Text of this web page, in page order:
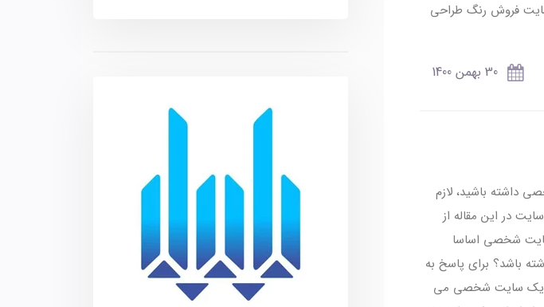
فروش رنگ طراحی
30 بهمن 1400
داشته باشید، لازم
در این مقاله از
شخصی اساسا
باشد؟ برای پاسخ به
یک سایت شخصی می